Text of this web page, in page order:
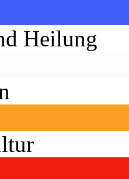
Heilung